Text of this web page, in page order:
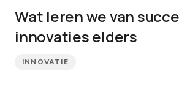
Wat leren we van
innovaties elders
INNOVATIE